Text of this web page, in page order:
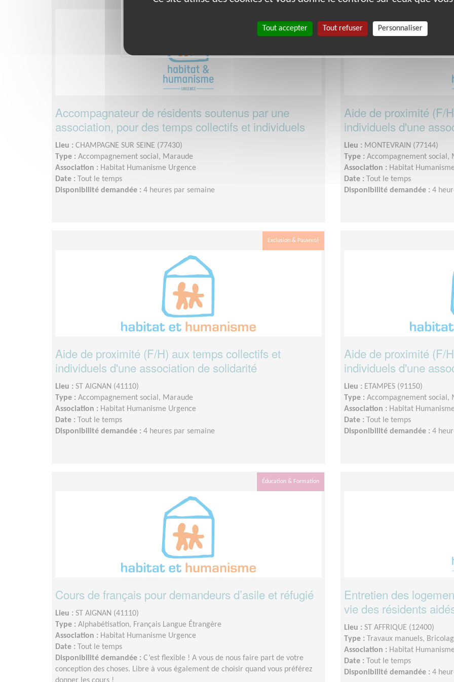
Accompagnateur de résidents soutenus par une
association, pour des temps collectifs et individuels
Lieu : CHAMPAGNE SUR SEINE (77430)
Type : Accompagnement social, Maraude
Association : Habitat Humanisme Urgence
Date :
Tout le temps
Disponibilité demandée : 4 heures par semaine
Aide de proximité (F/
individuels d'une
Lieu : MONTEVRAIN (77144)
Type : Accompagnement social,
Association : Habitat
Date :
Tout le temps
Disponibilité demandée : 4
Exclusion & Pauvreté
Aide de proximité (F/H) aux temps collectifs et
individuels d'une association de solidarité
Lieu : ST AIGNAN (41110)
Type : Accompagnement social, Maraude
Association : Habitat Humanisme Urgence
Date :
Tout le temps
Disponibilité demandée : 4 heures par semaine
Aide de proximité (F/
individuels d'une
Lieu : ETAMPES (91150)
Type : Accompagnement social,
Association : Habitat
Date :
Tout le temps
Disponibilité demandée : 4
Éducation & Formation
Cours de français pour demandeurs d’asile et réfugié
Lieu : ST AIGNAN (41110)
Type : Alphabétisation, Français Langue Étrangère
Association : Habitat Humanisme Urgence
Date :
Tout le temps
Disponibilité demandée : C’est flexible ! A vous de nous faire part de votre
conception des choses. Libre à vous également de choisir quand vous préférez
donner les cours !
Entretien des
vie des résidents
Lieu : ST AFFRIQUE (12400)
Type :
Travaux manuels,
Association : Habitat
Date :
Tout le temps
Disponibilité demandée : 4
Tout accepter Tout refuser Personnaliser